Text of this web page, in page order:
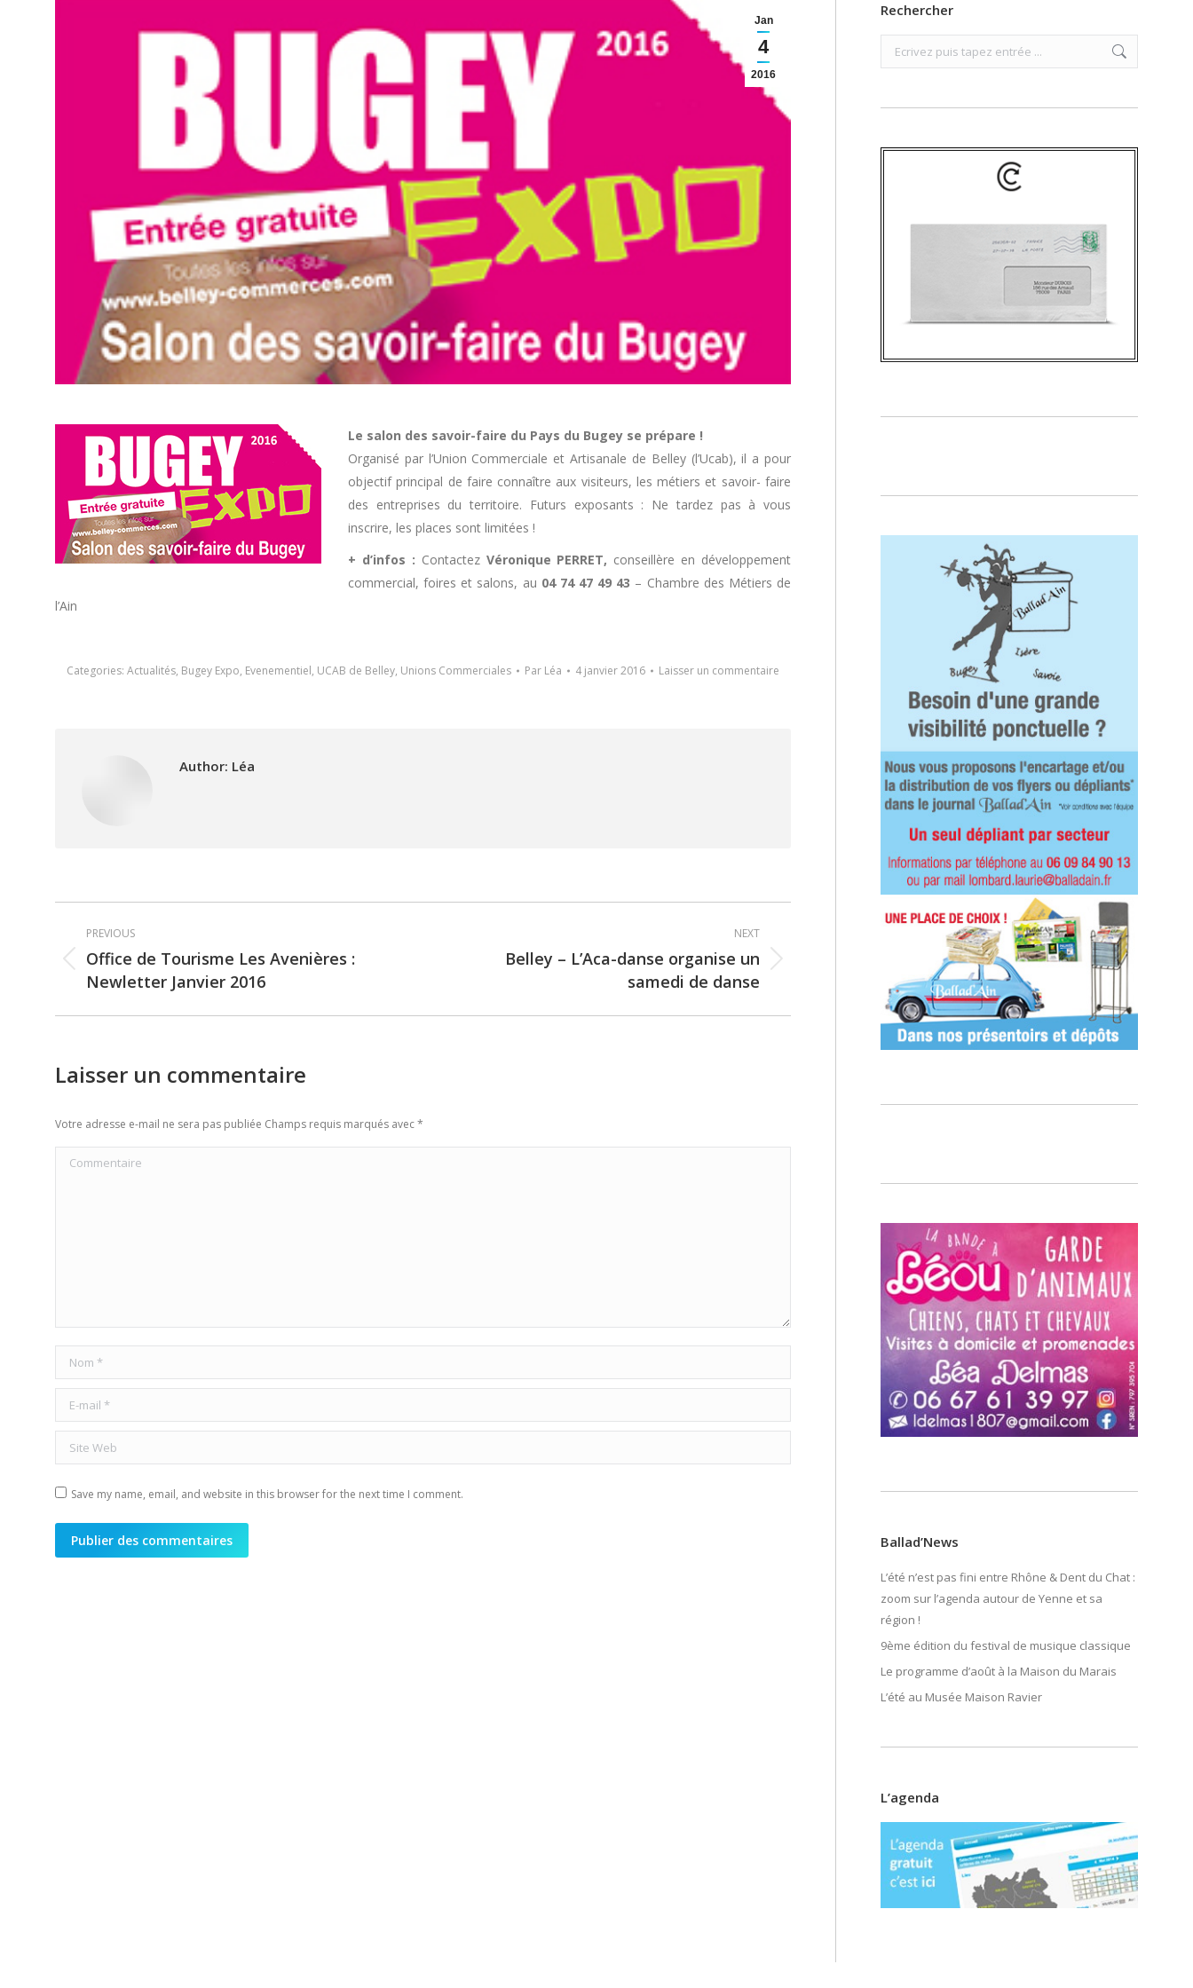
Jan
4
2016
Le salon des savoir-faire du Pays du Bugey se prépare !
Organisé par l’Union Commerciale et Artisanale de Belley (l’Ucab), il a pour
objectif principal de faire connaître aux visiteurs, les métiers et savoir- faire
des entreprises du territoire. Futurs exposants : Ne tardez pas à vous
inscrire, les places sont limitées !
+ d’infos : Contactez Véronique PERRET, conseillère en développement
commercial, foires et salons, au 04 74 47 49 43 – Chambre des Métiers de
l’Ain
Categories: Actualités, Bugey Expo, Evenementiel, UCAB de Belley, Unions Commerciales Par Léa 4 janvier 2016 Laisser un commentaire
Author: Léa
Post
navigation
PREVIOUS
Previous
post:
Office de Tourisme Les Avenières :
Newletter Janvier 2016
NEXT
Belley – L’Aca-danse organise un
samedi de danse
Laisser un commentaire
Votre adresse e-mail ne sera pas publiée Champs requis marqués avec*
Commentaire
Nom *
E-mail *
Site Web
Save my name, email, and website in this browser for the next time I comment.
Publier des commentaires
Rechercher
Search:
Ballad’News
L’été n’est pas fini entre Rhône & Dent du Chat :
zoom sur l’agenda autour de Yenne et sa
région !
9ème édition du festival de musique classique
Le programme d’août à la Maison du Marais
L’été au Musée Maison Ravier
L’agenda